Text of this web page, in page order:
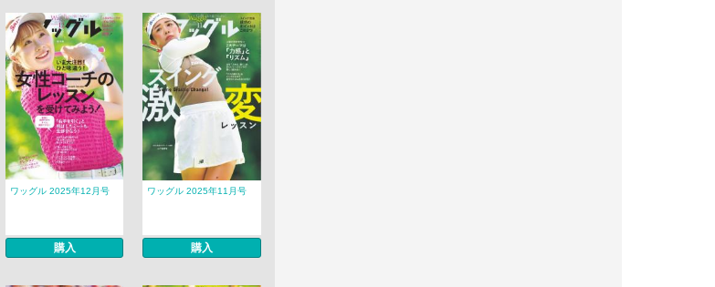
ワッグル 2025年12月号
購入
ワッグル 2025年11月号
購入